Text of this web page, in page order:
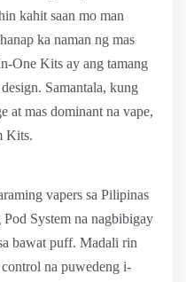
kahit saan mo man
ka naman ng mas
One Kits ay ang tamang
Samantala, kung
at mas dominant na vape,
Kits.
vapers sa Pilipinas
System na nagbibigay
bawat puff. Madali rin
na puwedeng i-